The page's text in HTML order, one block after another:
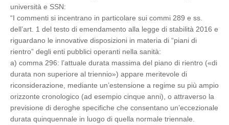
università e SSN:
“I commenti si incentrano in particolare sui commi 289 e ss.
dell’art. 1 del testo di emendamento alla legge di stabilità 2016 e
riguardano le innovative disposizioni in materia di “piani di
rientro” degli enti pubblici operanti nella sanità:
a) comma 296: l’attuale durata massima del piano di rientro («di
durata non superiore al triennio») appare meritevole di
riconsiderazione, mediante un’estensione a regime su più ampio
orizzonte cronologico (ad esempio cinque anni), o attraverso la
previsione di deroghe specifiche che consentano un’eccezionale
durata quinquennale in luogo di quella normale triennale.